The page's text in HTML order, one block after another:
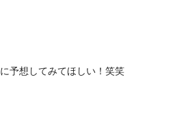
予想してみてほしい！笑笑